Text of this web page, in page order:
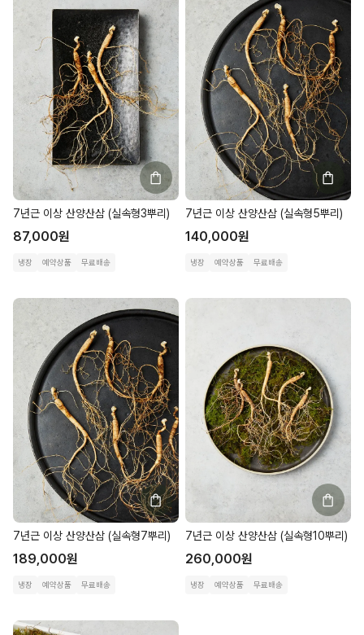
7년근 이상 산양산삼 (실속형3뿌리)
87,000원
냉장 예약상품 무료배송
7년근 이상 산양산삼 (실속형5뿌리)
140,000원
냉장 예약상품 무료배송
7년근 이상 산양산삼 (실속형7뿌리)
189,000원
냉장 예약상품 무료배송
7년근 이상 산양산삼 (실속형10뿌리)
260,000원
냉장 예약상품 무료배송